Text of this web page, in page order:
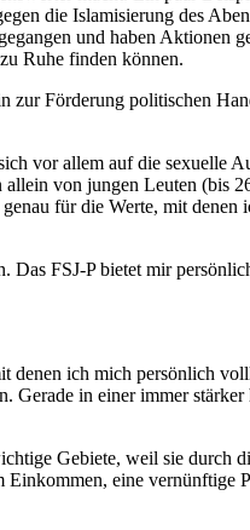
die Islamisierung des
und haben Aktionen
Ruhe finden können.
Förderung politischen
vor allem auf die sexuelle
von jungen Leuten (bis
für die Werte, mit
Das FSJ-P bietet mir
ich mich persönlich
in einer immer
Gebiete, weil sie durch
eine